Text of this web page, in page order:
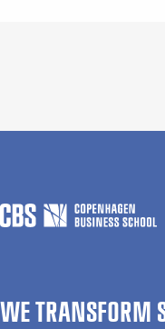
WE TRANSFORM